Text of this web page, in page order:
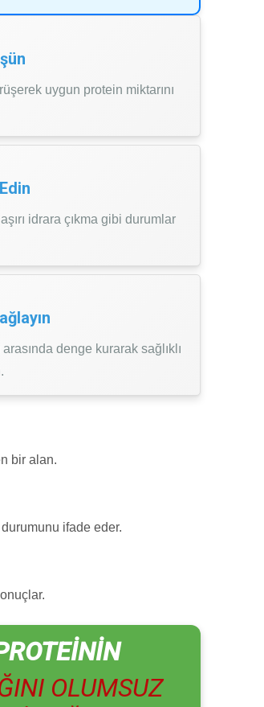
uygun protein miktarını
idrara çıkma gibi durumlar
denge kurarak sağlıklı
bir alan.
ifade eder.
OLUMSUZ